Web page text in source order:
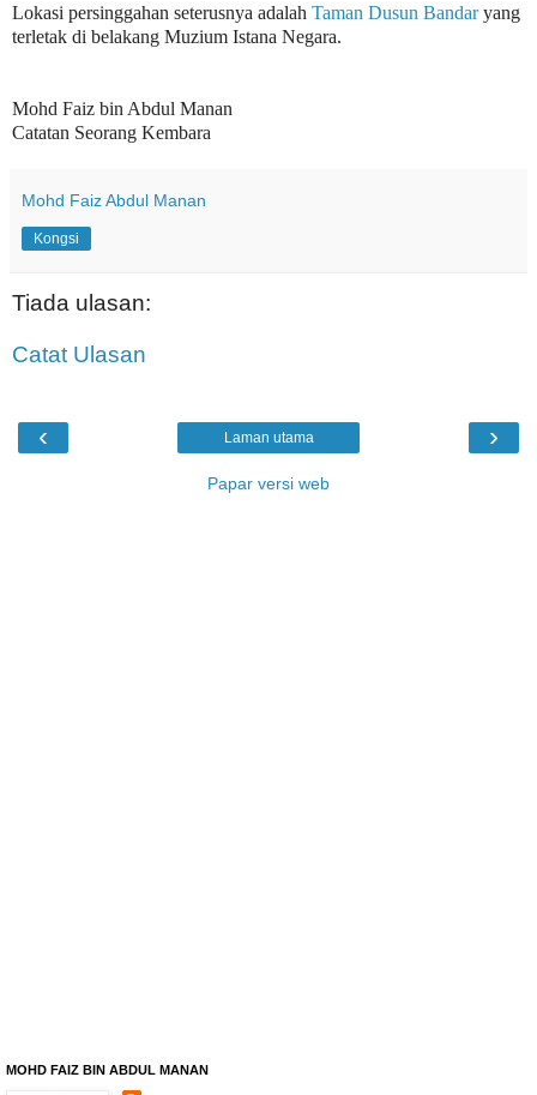
Lokasi persinggahan seterusnya adalah Taman Dusun Bandaryang
terletak di belakang Muzium Istana Negara.
Mohd Faiz bin Abdul Manan
Catatan Seorang Kembara
Mohd Faiz Abdul Manan
Kongsi
Tiada ulasan:
Catat Ulasan
‹ ›
Laman utama
Papar versi web
MOHD FAIZ BIN ABDUL MANAN